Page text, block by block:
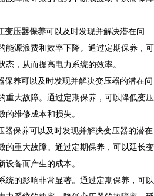
变压器保养可以及时发现并解决潜在问
能源浪费和效率下降。通过定期保养，可
，从而提高电力系统的效率。
养可以及时发现并解决变压器的潜在问
重大故障。通过定期保养，可以降低变压
维修成本和损失。
保养可以及时发现并解决变压器的潜在
的重大故障。通过定期保养，可以延长变
备而产生的成本。
统的影响非常显著。通过定期保养，可以